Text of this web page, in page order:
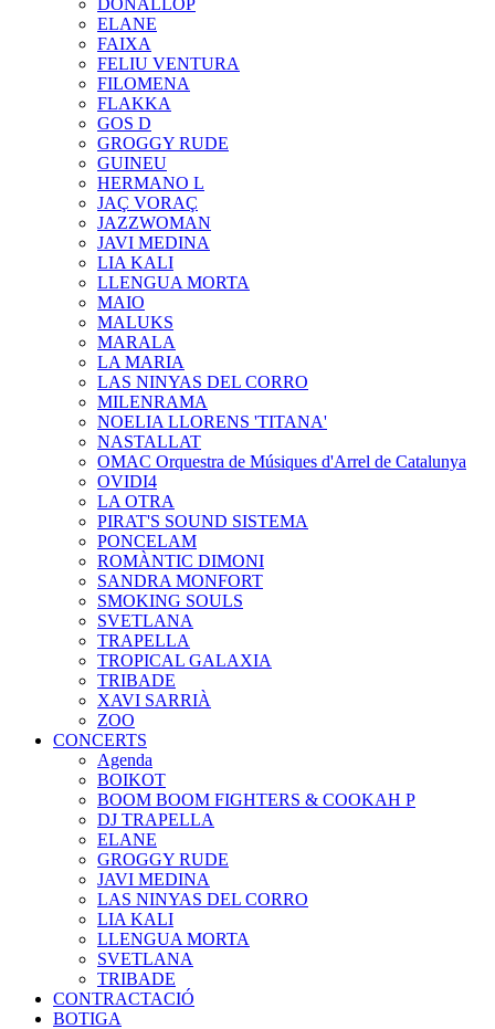
DONALLOP
ELANE
FAIXA
FELIU VENTURA
FILOMENA
FLAKKA
GOS D
GROGGY RUDE
GUINEU
HERMANO L
JAÇ VORAÇ
JAZZWOMAN
JAVI MEDINA
LIA KALI
LLENGUA MORTA
MAIO
MALUKS
MARALA
LA MARIA
LAS NINYAS DEL CORRO
MILENRAMA
NOELIA LLORENS 'TITANA'
NASTALLAT
OMAC Orquestra de Músiques d'Arrel de Catalunya
OVIDI4
LA OTRA
PIRAT'S SOUND SISTEMA
PONCELAM
ROMÀNTIC DIMONI
SANDRA MONFORT
SMOKING SOULS
SVETLANA
TRAPELLA
TROPICAL GALAXIA
TRIBADE
XAVI SARRIÀ
ZOO
CONCERTS
Agenda
BOIKOT
BOOM BOOM FIGHTERS & COOKAH P
DJ TRAPELLA
ELANE
GROGGY RUDE
JAVI MEDINA
LAS NINYAS DEL CORRO
LIA KALI
LLENGUA MORTA
SVETLANA
TRIBADE
CONTRACTACIÓ
BOTIGA